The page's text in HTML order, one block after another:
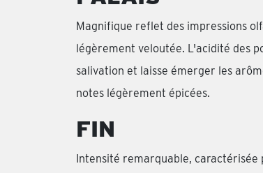
Magnifique reflet des impressions
légèrement veloutée. L'acidité des
salivation et laisse émerger les
notes légèrement épicées.
FIN
Intensité remarquable, caractérisée